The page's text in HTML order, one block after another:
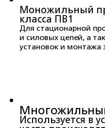
Моножильный
класса ПВ1
Для стационарной
и силовых цепей, а
установок и монтажа
Используется в